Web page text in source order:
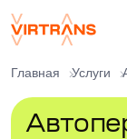
Главная Услуги